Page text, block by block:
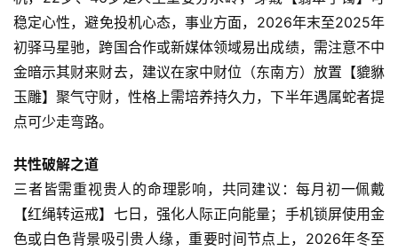
稳定心性，避免投机心态，事业方面，2026年末至2025年
初驿马星驰，跨国合作或新媒体领域易出成绩，需注意不中
金暗示其财来财去，建议在家中财位（东南方）放置【貔貅
玉雕】聚气守财，性格上需培养持久力，下半年遇属蛇者提
点可少走弯路。
共性破解之道
三者皆需重视贵人的命理影响，共同建议：每月初一佩戴
【红绳转运戒】七日，强化人际正向能量；手机锁屏使用金
色或白色背景吸引贵人缘，重要时间节点上，2026年冬至